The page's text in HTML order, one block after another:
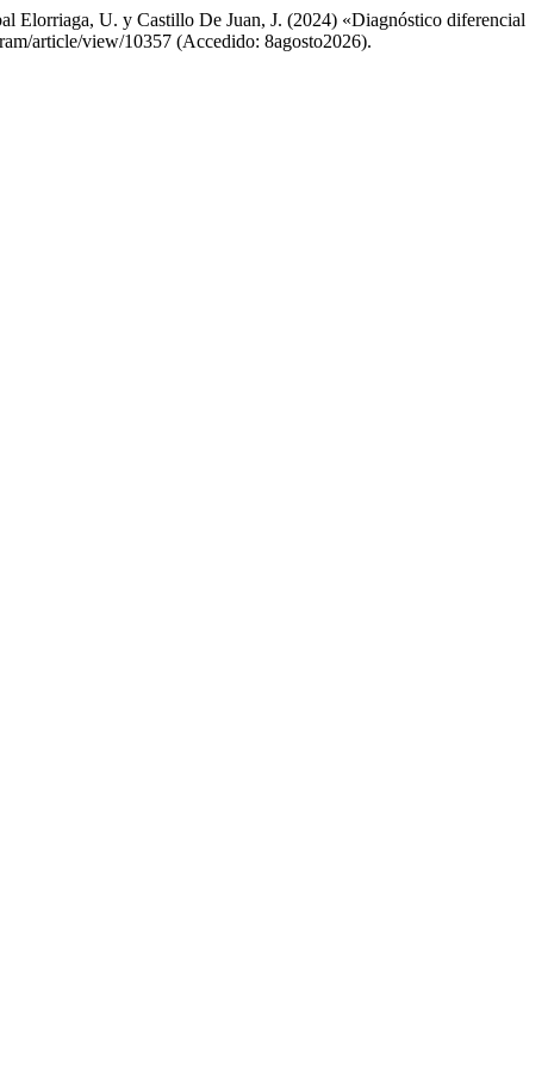
Elorriaga, U. y Castillo De Juan, J. (2024) «Diagnóstico diferencial
article/view/10357 (Accedido: 8agosto2026).